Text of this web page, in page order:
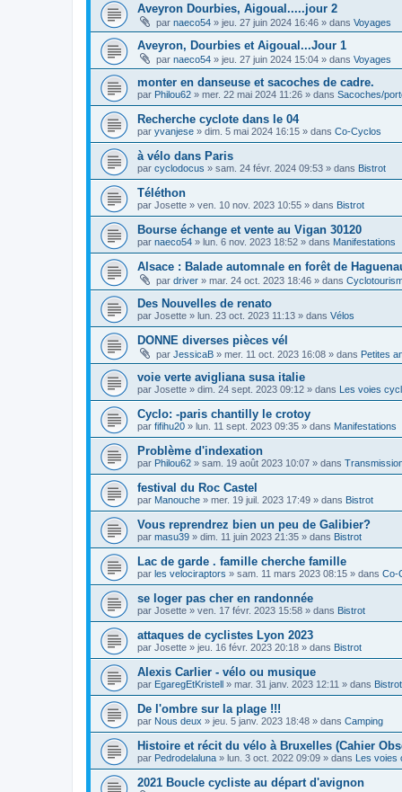
Aveyron Dourbies, Aigoual.....jour 2
par naeco54 » jeu. 27 juin 2024 16:46 » dans Voyages
Aveyron, Dourbies et Aigoual...Jour 1
par naeco54 » jeu. 27 juin 2024 15:04 » dans Voyages
monter en danseuse et sacoches de cadre.
par Philou62 » mer. 22 mai 2024 11:26 » dans Sacoches/
Recherche cyclote dans le 04
par yvanjese » dim. 5 mai 2024 16:15 » dans Co-Cyclos
à vélo dans Paris
par cyclodocus » sam. 24 févr. 2024 09:53 » dans Bistrot
Téléthon
par Josette » ven. 10 nov. 2023 10:55 » dans Bistrot
Bourse échange et vente au Vigan 30120
par naeco54 » lun. 6 nov. 2023 18:52 » dans Manifestations
Alsace : Balade automnale en forêt de
par driver » mar. 24 oct. 2023 18:46 » dans
Des Nouvelles de renato
par Josette » lun. 23 oct. 2023 11:13 » dans Vélos
DONNE diverses pièces vél
par JessicaB » mer. 11 oct. 2023 16:08 » dans Petites
voie verte avigliana susa italie
par Josette » dim. 24 sept. 2023 09:12 » dans Les voies
Cyclo: -paris chantilly le crotoy
par fifihu20 » lun. 11 sept. 2023 09:35 » dans Manifestations
Problème d'indexation
par Philou62 » sam. 19 août 2023 10:07 » dans
festival du Roc Castel
par Manouche » mer. 19 juil. 2023 17:49 » dans Bistrot
Vous reprendrez bien un peu de Galibier?
par masu39 » dim. 11 juin 2023 21:35 » dans Bistrot
Lac de garde . famille cherche famille
par les velociraptors » sam. 11 mars 2023 08:15 » dans Co-
se loger pas cher en randonnée
par Josette » ven. 17 févr. 2023 15:58 » dans Bistrot
attaques de cyclistes Lyon 2023
par Josette » jeu. 16 févr. 2023 20:18 » dans Bistrot
Alexis Carlier - vélo ou musique
par EgaregEtKristell » mar. 31 janv. 2023 12:11 » dans Bistrot
De l'ombre sur la plage !!!
par Nous deux » jeu. 5 janv. 2023 18:48 » dans Camping
Histoire et récit du vélo à Bruxelles (Cahier
par Pedrodelaluna » lun. 3 oct. 2022 09:09 » dans Les voies
2021 Boucle cycliste au départ d'avignon